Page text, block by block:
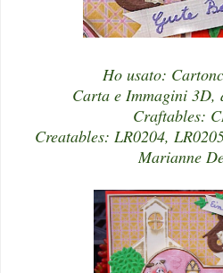
Ho usato:
Carta e Immagini 3D,
Craftables:
Creatables: LR0204,
Marianne